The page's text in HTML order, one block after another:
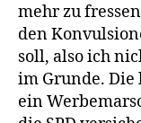
mehr zu
den
soll, also ich
im Grunde. Die
ein